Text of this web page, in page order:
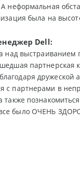
неформальная
была на
Dell:
над
партнерская
с партнерами в
было ОЧЕНЬ